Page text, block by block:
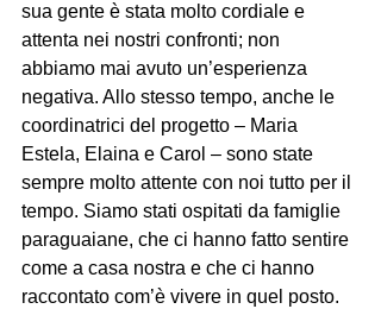
sua gente è stata molto cordiale e
attenta nei nostri confronti; non
abbiamo mai avuto un’esperienza
negativa. Allo stesso tempo, anche le
coordinatrici del progetto – Maria
Estela, Elaina e Carol – sono state
sempre molto attente con noi tutto per il
tempo. Siamo stati ospitati da famiglie
paraguaiane, che ci hanno fatto sentire
come a casa nostra e che ci hanno
raccontato com’è vivere in quel posto.